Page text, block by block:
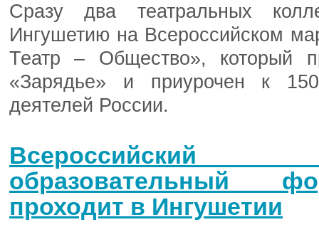
Сразу два театральных
Ингушетию на Всероссийском
Театр – Общество», который
«Зарядье» и приурочен к
деятелей России.
образовательный
проходит в Ингушетии